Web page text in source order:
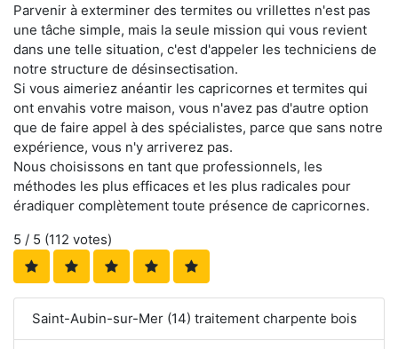
Parvenir à exterminer des termites ou vrillettes n'est pas
une tâche simple, mais la seule mission qui vous revient
dans une telle situation, c'est d'appeler les techniciens de
notre structure de désinsectisation.
Si vous aimeriez anéantir les capricornes et termites qui
ont envahis votre maison, vous n'avez pas d'autre option
que de faire appel à des spécialistes, parce que sans notre
expérience, vous n'y arriverez pas.
Nous choisissons en tant que professionnels, les
méthodes les plus efficaces et les plus radicales pour
éradiquer complètement toute présence de capricornes.
5 / 5 (112 votes)
Saint-Aubin-sur-Mer (14) traitement charpente bois